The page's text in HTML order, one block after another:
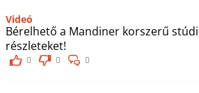
Videó
Bérelhető a Mandiner korszerű
részleteket!
0 0 0